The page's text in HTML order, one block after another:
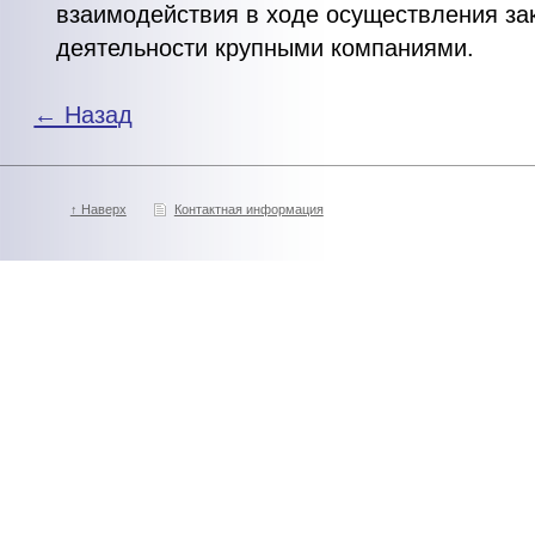
взаимодействия в ходе осуществления
деятельности крупными компаниями.
← Назад
↑ Наверх Контактная информация